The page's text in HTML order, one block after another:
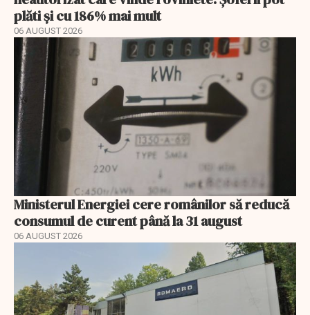
plăti și cu 186% mai mult
06 AUGUST 2026
Ministerul Energiei cere românilor să reducă
consumul de curent până la 31 august
06 AUGUST 2026